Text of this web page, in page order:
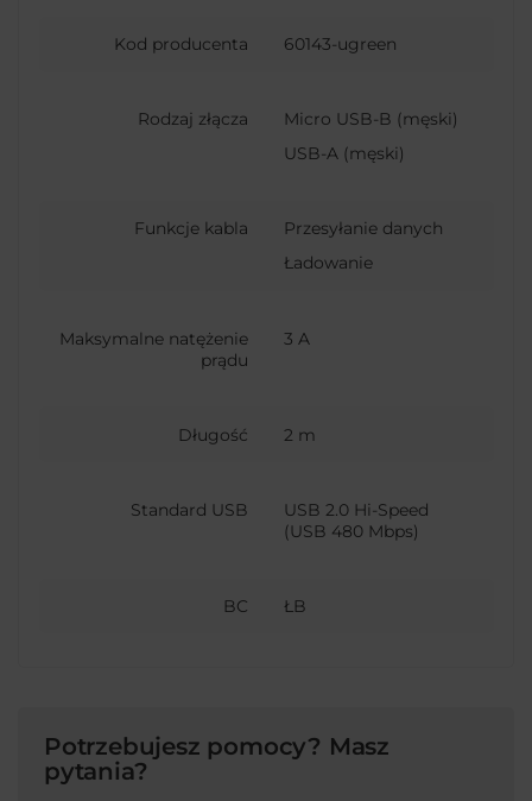
Kod producenta 60143-ugreen
Rodzaj złącza
Micro USB-B (męski)
USB-A (męski)
Funkcje kabla
Przesyłanie danych
Ładowanie
Maksymalne natężenie
prądu
3 A
Długość 2 m
Standard USB
USB 2.0 Hi-Speed
(USB 480 Mbps)
BC ŁB
Potrzebujesz pomocy? Masz
pytania?